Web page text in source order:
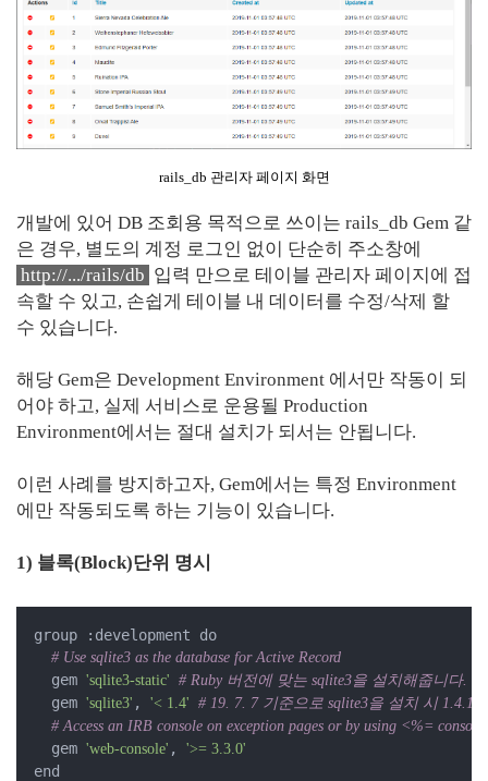
rails_db 관리자 페이지 화면
개발에 있어 DB 조회용 목적으로 쓰이는 rails_db Gem 같
은 경우, 별도의 계정 로그인 없이 단순히 주소창에
http://.../rails/db 입력 만으로 테이블 관리자 페이지에 접
속할 수 있고, 손쉽게 테이블 내 데이터를 수정/삭제 할
수 있습니다.
해당 Gem은 Development Environment 에서만 작동이 되
어야 하고, 실제 서비스로 운용될 Production
Environment에서는 절대 설치가 되서는 안됩니다.
이런 사례를 방지하고자, Gem에서는 특정 Environment
에만 작동되도록 하는 기능이 있습니다.
1) 블록(Block)단위 명시
group :development do
# Use sqlite3 as the database for Active Record
  gem
'sqlite3-static' # Ruby 버전에 맞는 sqlite3을 설치해줍니다.
  gem
'sqlite3' , '< 1.4' # 19. 7. 7 기준으로 sqlite3을 설치 시 1.4.1
# Access an IRB console on exception pages or by using <%=
  gem
'web-console' , '>= 3.3.0'
end